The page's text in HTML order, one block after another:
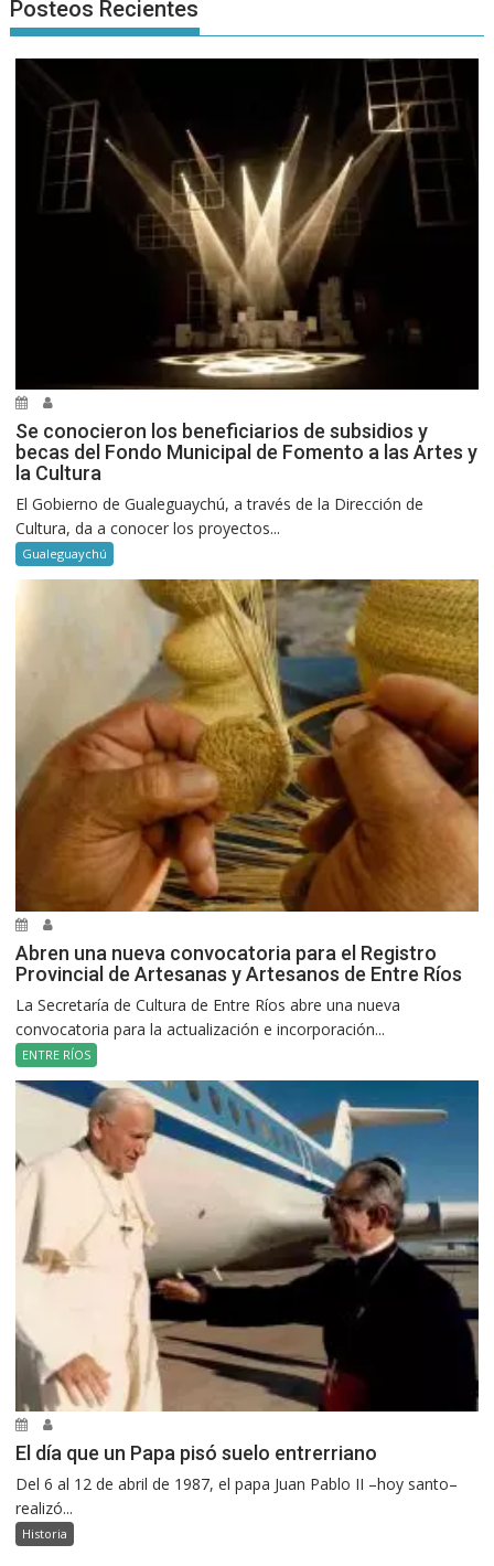
Posteos Recientes
Se conocieron los beneficiarios de subsidios y
becas del Fondo Municipal de Fomento a las Artes y
la Cultura
El Gobierno de Gualeguaychú, a través de la Dirección de
Cultura, da a conocer los proyectos...
Gualeguaychú
Abren una nueva convocatoria para el Registro
Provincial de Artesanas y Artesanos de Entre Ríos
La Secretaría de Cultura de Entre Ríos abre una nueva
convocatoria para la actualización e incorporación...
ENTRE RÍOS
El día que un Papa pisó suelo entrerriano
Del 6 al 12 de abril de 1987, el papa Juan Pablo II –hoy santo–
realizó...
Historia